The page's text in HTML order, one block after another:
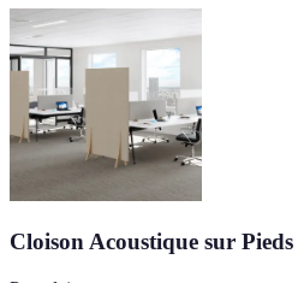
Cloison Acoustique sur Pieds